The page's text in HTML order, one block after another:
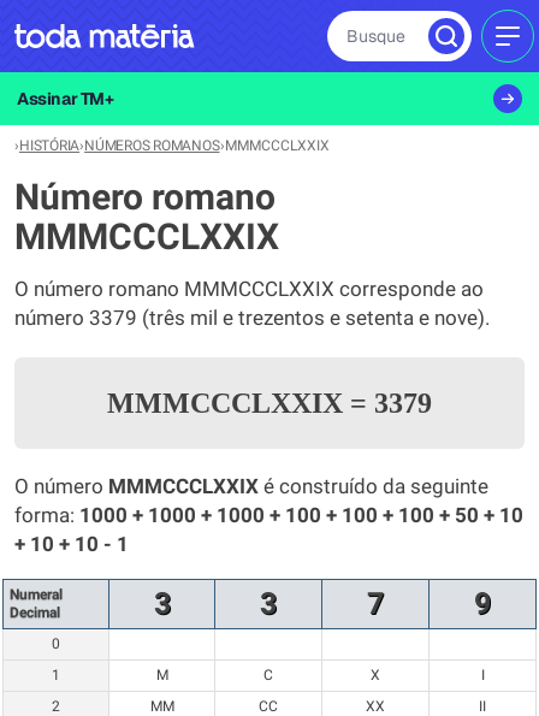
Busque
Assinar TM+
›HISTÓRIA›NÚMEROS ROMANOS›MMMCCCLXXIX
Número romano
MMMCCCLXXIX
O número romano MMMCCCLXXIX corresponde ao
número 3379 (três mil e trezentos e setenta e nove).
MMMCCCLXXIX = 3379
O número MMMCCCLXXIX é construído da seguinte
forma: 1000 + 1000 + 1000 + 100 + 100 + 100 + 50 + 10
+ 10 + 10 - 1
Numeral
Decimal
3 3 7 9
0
1
M C X
I
2
MM CC XX
II